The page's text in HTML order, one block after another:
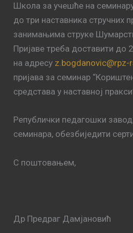
Школа за учешће на
до три наставника стручних
занимањима струке
Пријаве треба доставити до
на адресу z.bogdanovic@rpz-
пријава за семинар
средстава у наставној
Републички педагошки
семинара, обезбиједити
С поштовањем,
Др Предраг Дамјановић